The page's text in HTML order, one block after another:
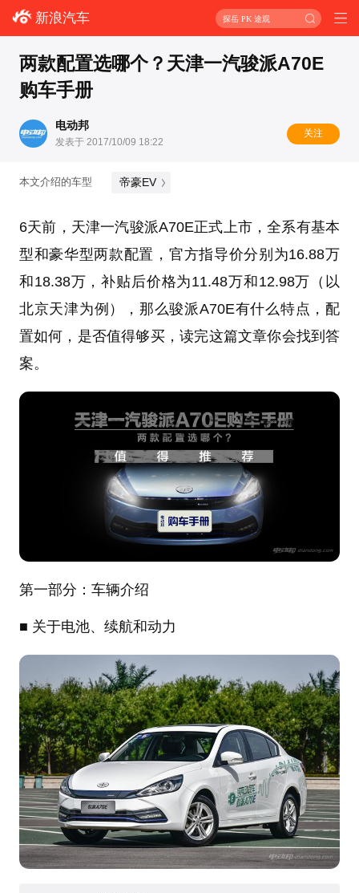
新浪汽车 探岳 PK 途观
两款配置选哪个？天津一汽骏派A70E
购车手册
电动邦
发表于 2017/10/09 18:22
关注
本文介绍的车型 帝豪EV
6天前，天津一汽骏派A70E正式上市，全系有基本
型和豪华型两款配置，官方指导价分别为16.88万
和18.38万，补贴后价格为11.48万和12.98万（以
北京天津为例），那么骏派A70E有什么特点，配
置如何，是否值得够买，读完这篇文章你会找到答
案。
第一部分：车辆介绍
■ 关于电池、续航和动力